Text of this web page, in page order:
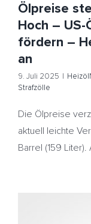
Ölpreise
Hoch –
fördern –
an
9. Juli 2025 |
Strafzölle
Die Ölpreise
aktuell leichte
Barrel (159